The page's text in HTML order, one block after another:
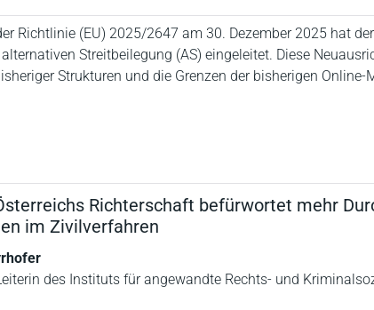
Richtlinie (EU) 2025/2647 am 30. Dezember 2025 hat
Streitbeilegung (AS) eingeleitet. Diese
Strukturen und die Grenzen der bisherigen Online-
Richterschaft befürwortet mehr
im Zivilverfahren
des Instituts für angewandte Rechts- und